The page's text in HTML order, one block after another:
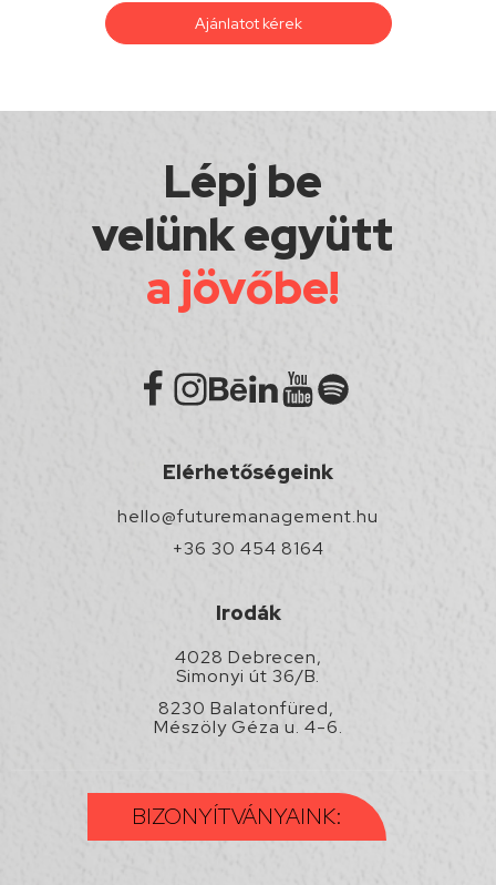
Ajánlatot kérek
Lépj be
velünk együtt
a jövőbe!
Elérhetőségeink
hello@futuremanagement.hu
+36 30 454 8164
Irodák
4028 Debrecen,
Simonyi út 36/B.
8230 Balatonfüred,
Mészöly Géza u. 4-6.
BIZONYÍTVÁNYAINK: